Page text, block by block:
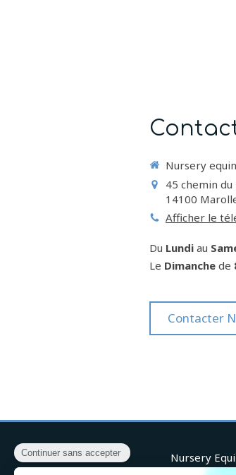
Nursery
45 chemin du
14100
Afficher le
Du Lundi au
Le Dimanche de
Contacter
Nursery
Centre